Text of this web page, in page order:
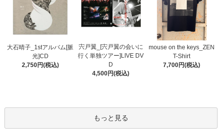
大石晴子_1stアルバム[脈
光]CD
2,750円(税込)
宍戸翼_[宍戸翼の会いに
行く単独ツアー]LIVE DV
D
4,500円(税込)
mouse on the keys_ZEN
T-Shirt
7,700円(税込)
もっと見る